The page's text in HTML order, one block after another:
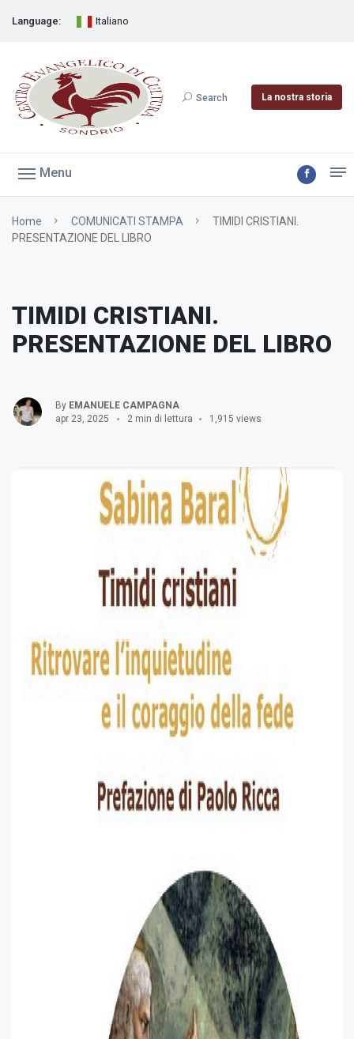
Language: Italiano
Search La nostra storia
Menu
Home COMUNICATI STAMPA
TIMIDI CRISTIANI.
PRESENTAZIONE DEL LIBRO
TIMIDI CRISTIANI.
PRESENTAZIONE DEL LIBRO
By EMANUELE CAMPAGNA
apr 23, 2025
2 min di lettura 1,915 views